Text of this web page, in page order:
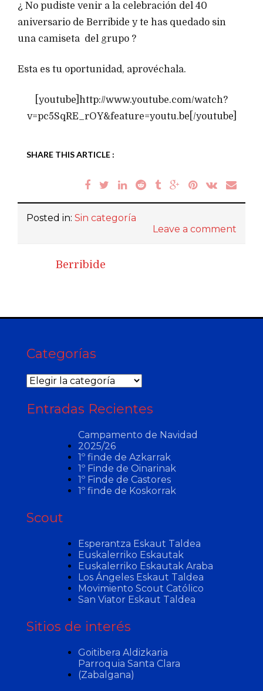
¿ No pudiste venir a la celebración del 40
aniversario de Berribide y te has quedado sin
una camiseta del grupo ?
Esta es tu oportunidad, aprovéchala.
[youtube]http://www.youtube.com/watch?
v=pc5SqRE_rOY&feature=youtu.be[/youtube]
SHARE THIS ARTICLE :
Posted in: Sin categoría
Leave a comment
Berribide
Categorías
Categorías
Entradas Recientes
Campamento de Navidad
2025/26
1º finde de Azkarrak
1º Finde de Oinarinak
1º Finde de Castores
1º finde de Koskorrak
Scout
Esperantza Eskaut Taldea
Euskalerriko Eskautak
Euskalerriko Eskautak Araba
Los Ángeles Eskaut Taldea
Movimiento Scout Católico
San Viator Eskaut Taldea
Sitios de interés
Goitibera Aldizkaria
Parroquia Santa Clara
(Zabalgana)